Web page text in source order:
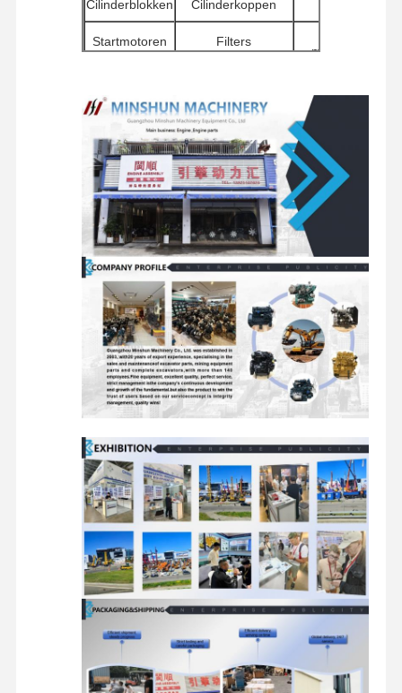
dieselmotor
Graafmotor
de uitrusting van de motorverbouwing
Injectiepomp
Turbocompressorassemblage
Overige motoronderdelen
Elektronisch Controlesysteem
elektrische onderdelen van motoren
Motorbrandstofsysteem
Graafmachine hydraulische onderdelen
reserveonderdelen voor graafmachines
Cilinderblokken Cilinderkoppen
Startmotoren Filters
componenten